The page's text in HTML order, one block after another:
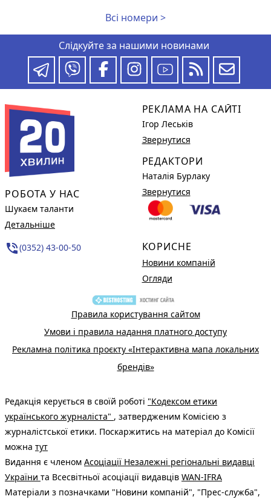
Всі номери >
Слідкуйте за нашими новинами
РОБОТА У НАС
Шукаєм таланти
Детальніше
phone_in_talk(0352) 43-00-50
РЕКЛАМА НА САЙТІ
Ігор Леськів
Звернутися
РЕДАКТОРИ
Наталія Бурлаку
Звернутися
КОРИСНЕ
Новини компаній
Огляди
Правила користування сайтом
Умови і правила надання платного доступу
Рекламна політика проєкту «Інтерактивна мапа локальних
брендів»
Редакція керується в своїй роботі "Кодексом етики
українського журналіста" , затвердженим Комісією з
журналістської етики. Поскаржитись на матеріал до Комісії
можна тут
Видання є членом Асоціації Незалежні регіональні видавці
України та Всесвітньої асоціації видавців WAN-IFRA
Матеріали з позначками "Новини компаній", "Прес-служба",